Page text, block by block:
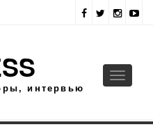
интервью
Toggle